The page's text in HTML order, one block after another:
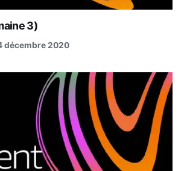
3)
décembre 2020